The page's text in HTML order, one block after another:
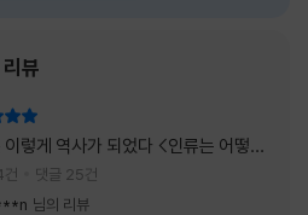
게 그려졌고, 한 편이 끝날 때마다 질문
다. 감출 수 없는 세계는 더 다정할
질을 달고 살아간다. 몸의 일부이면서 한
표현하는 수단
뷰
게 역사가 되었다 <인류는 어떻게
되었나>댓글 25건
님의 리뷰